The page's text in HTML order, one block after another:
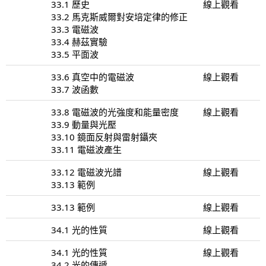
33.1 歷史
33.2 馬克斯威爾對安培定律的修正
33.3 電磁波
33.4 赫茲實驗
33.5 平面波
線上觀看
33.6 真空中的電磁波
33.7 波函數
線上觀看
33.8 電磁波的光強度和能量密度
33.9 動量與光壓
33.10 鏡面反射與雷射鑷夾
33.11 電磁波產生
線上觀看
33.12 電磁波光譜
33.13 範例
線上觀看
33.13 範例
線上觀看
34.1 光的性質
線上觀看
34.1 光的性質
線上觀看